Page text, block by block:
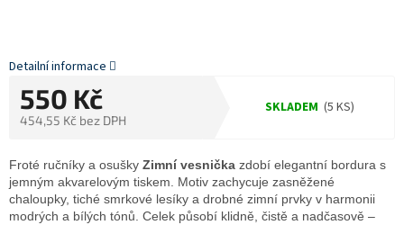
550 Kč
454,55 Kč bez DPH
SKLADEM (5 KS)
Froté ručníky a osušky Zimní vesnička zdobí elegantní bordura s
jemným akvarelovým tiskem. Motiv zachycuje zasněžené
chaloupky, tiché smrkové lesíky a drobné zimní prvky v harmonii
modrých a bílých tónů. Celek působí klidně, čistě a nadčasově –
Detailní informace